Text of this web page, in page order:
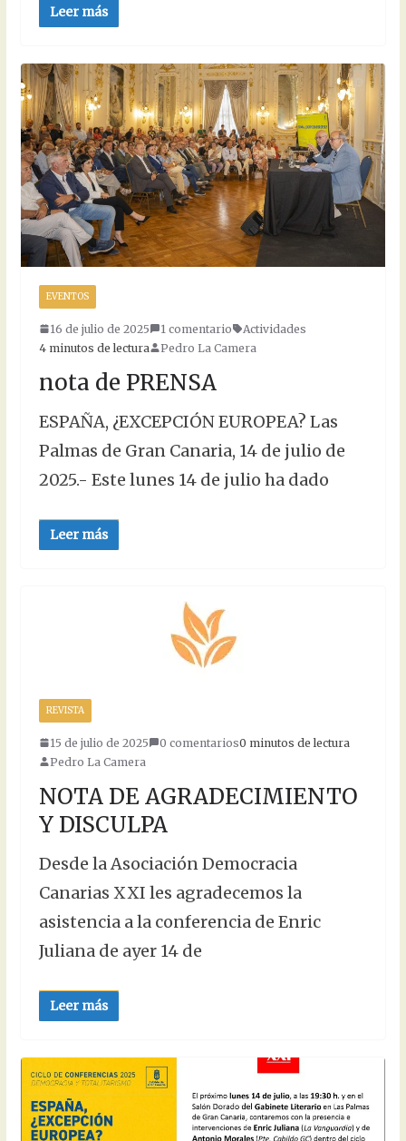
Leer más
EVENTOS
16 de julio de 2025 1 comentario
Actividades
4 minutos de lectura
Pedro La Camera
nota de PRENSA
ESPAÑA, ¿EXCEPCIÓN EUROPEA? Las
Palmas de Gran Canaria, 14 de julio de
2025.- Este lunes 14 de julio ha dado
Leer más
REVISTA
15 de julio de 2025 0 comentarios0 minutos de lectura
Pedro La Camera
NOTA DE AGRADECIMIENTO
Y DISCULPA
Desde la Asociación Democracia
Canarias XXI les agradecemos la
asistencia a la conferencia de Enric
Juliana de ayer 14 de
Leer más